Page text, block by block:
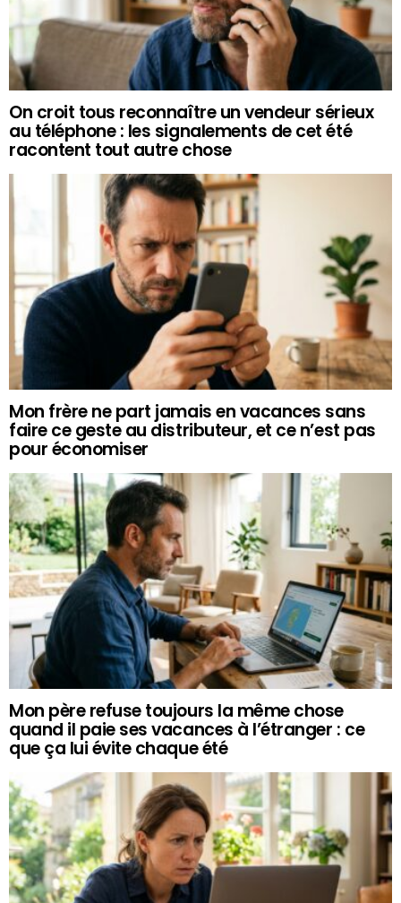
On croit tous reconnaître un vendeur sérieux
au téléphone : les signalements de cet été
racontent tout autre chose
Mon frère ne part jamais en vacances sans
faire ce geste au distributeur, et ce n’est pas
pour économiser
Mon père refuse toujours la même chose
quand il paie ses vacances à l’étranger : ce
que ça lui évite chaque été